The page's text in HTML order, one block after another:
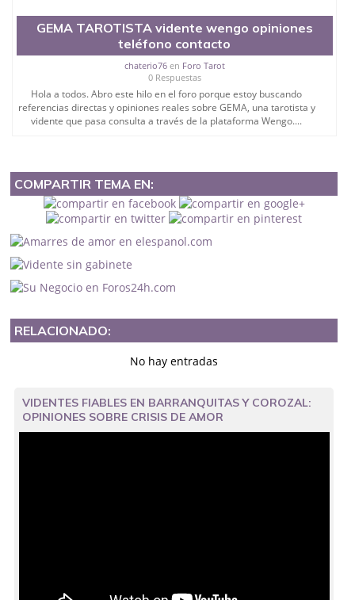
GEMA TAROTISTA vidente wengo opiniones
teléfono contacto
chaterio76en Foro Tarot
0 Respuestas
Hola a todos. Abro este hilo en el foro porque estoy buscando
referencias directas y opiniones reales sobre GEMA, una tarotista y
vidente que pasa consulta a través de la plataforma Wengo....
COMPARTIR TEMA EN:
RELACIONADO:
No hay entradas
VIDENTES FIABLES EN BARRANQUITAS Y COROZAL:
OPINIONES SOBRE CRISIS DE AMOR